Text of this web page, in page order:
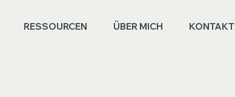
RESSOURCEN ÜBER MICH KONTAKT